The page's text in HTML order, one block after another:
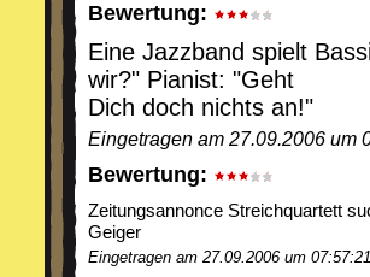
Bewertung:
Eine Jazzband spielt
wir?" Pianist: "Geht
Dich doch nichts an!"
Eingetragen am 27.09.2006 um
Bewertung:
Zeitungsannonce Streichquartett
Geiger
Eingetragen am 27.09.2006 um 07:57:21